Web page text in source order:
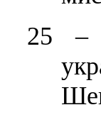
25–